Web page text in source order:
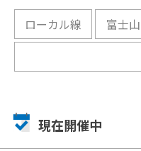
ローカル線 富士山
現在開催中